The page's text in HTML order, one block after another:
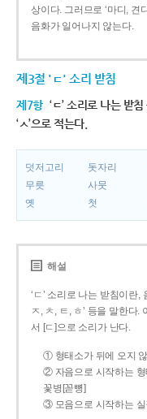
상이다. 그러므로 ‘마디, 견
음화가 일어나지 않는다.
제3절 'ㄷ' 소리 받침
제7항 ‘ㄷ’ 소리로 나는 받
‘ㅅ’으로 적는다.
덧저고리 돗자리
무릇
사뭇
옛
첫
해설
‘ㄷ’ 소리로 나는 받침이란,
ㅈ, ㅊ, ㅌ, ㅎ’ 등을 말한다.
서 [ㄷ]으로 소리가 난다.
① 형태소가 뒤에 오지
② 자음으로 시작하는 형
꽃병[꼳뼝]
③ 모음으로 시작하는 실